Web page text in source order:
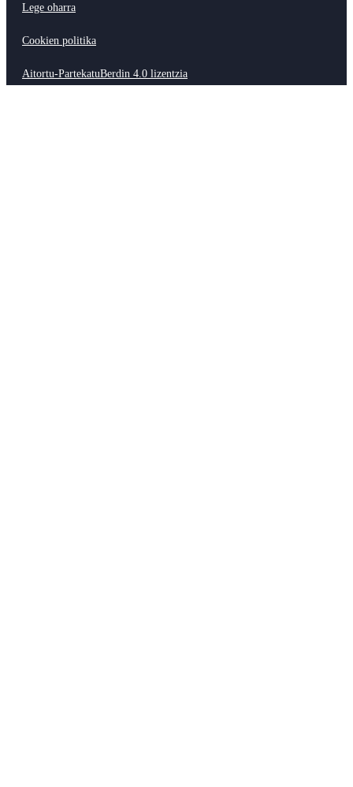
Lege oharra
Cookien politika
Aitortu-PartekatuBerdin 4.0 lizentzia